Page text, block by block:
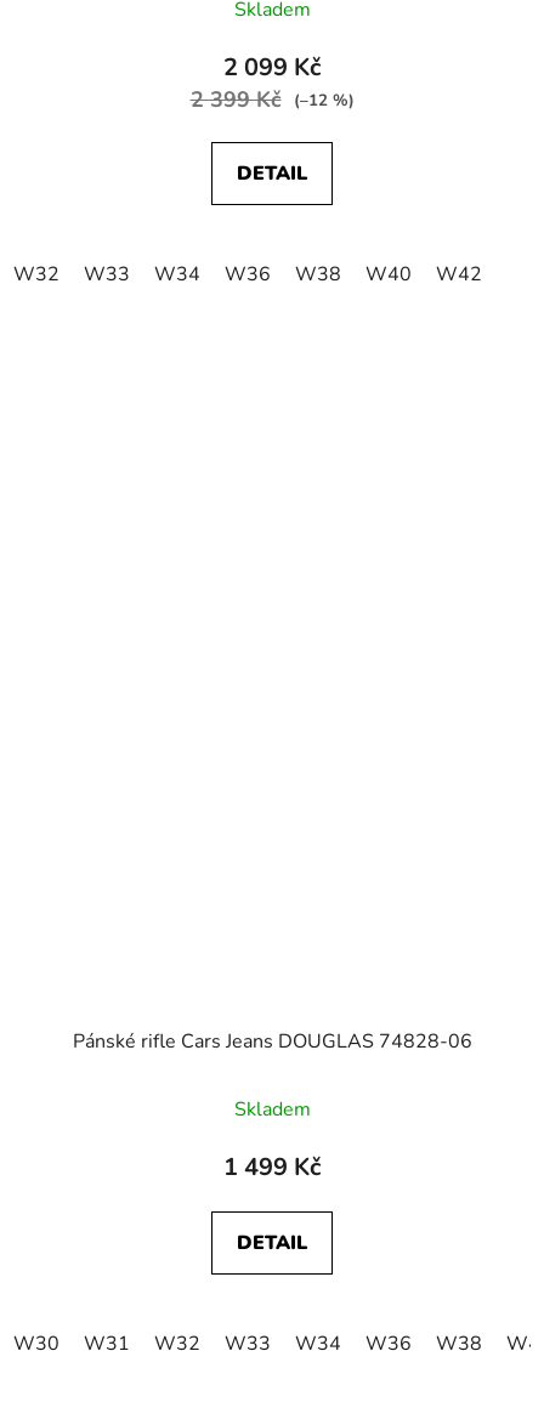
Skladem
2 099 Kč
2 399 Kč (–12 %)
DETAIL
W32 W33 W34 W36 W38 W40 W42
Pánské rifle Cars Jeans DOUGLAS 74828-06
Skladem
1 499 Kč
DETAIL
W30 W31 W32 W33 W34 W36 W38